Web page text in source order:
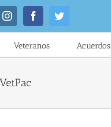
InstagramFacebookTwitter
Veteranos Acuerdos
VetPac